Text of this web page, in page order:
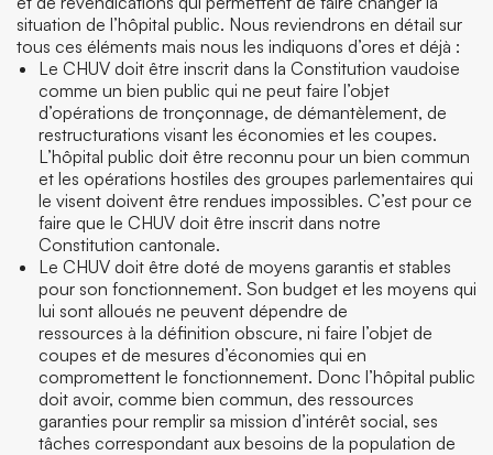
situation de l’hôpital public. Nous reviendrons en détail sur
tous ces éléments mais nous les indiquons d’ores et déjà :
Le CHUV doit être inscrit dans la Constitution vaudoise
comme un bien public qui ne peut faire l’objet
d’opérations de tronçonnage, de démantèlement, de
restructurations visant les économies et les coupes.
L’hôpital public doit être reconnu pour un bien commun
et les opérations hostiles des groupes parlementaires qui
le visent doivent être rendues impossibles. C’est pour ce
faire que le CHUV doit être inscrit dans notre
Constitution cantonale.
Le CHUV doit être doté de moyens garantis et stables
pour son fonctionnement. Son budget et les moyens qui
lui sont alloués ne peuvent dépendre de
ressources à la définition obscure, ni faire l’objet de
coupes et de mesures d’économies qui en
compromettent le fonctionnement. Donc l’hôpital public
doit avoir, comme bien commun, des ressources
garanties pour remplir sa mission d’intérêt social, ses
tâches correspondant aux besoins de la population de